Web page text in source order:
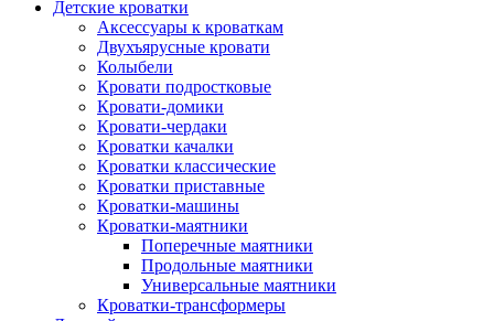
Детские кроватки
Аксессуары к кроваткам
Двухъярусные кровати
Колыбели
Кровати подростковые
Кровати-домики
Кровати-чердаки
Кроватки качалки
Кроватки классические
Кроватки приставные
Кроватки-машины
Кроватки-маятники
Поперечные маятники
Продольные маятники
Универсальные маятники
Кроватки-трансформеры